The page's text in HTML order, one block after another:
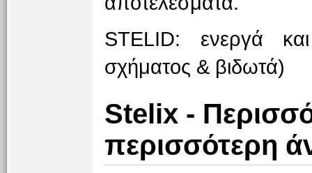
STELID: ενεργά
σχήματος & βιδωτά)
Stelix -
περισσότερη